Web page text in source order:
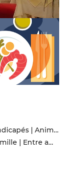
À emporter | Accès handicapés | Animaux acceptés | Menu enfants | Service de livraison
Avec les enfants | En famille | Entre amis